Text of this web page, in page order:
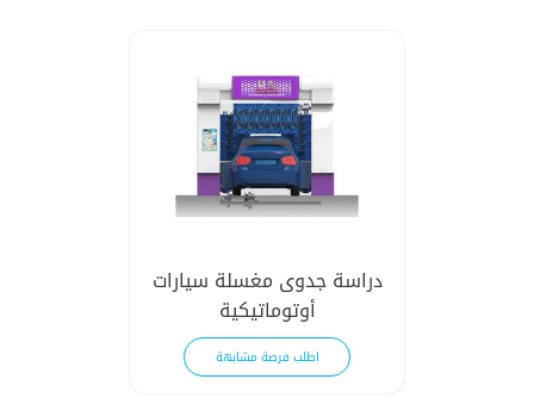
دراسة جدوى مغسلة سيارات
أوتوماتيكية
اطلب فرصة مشابهة